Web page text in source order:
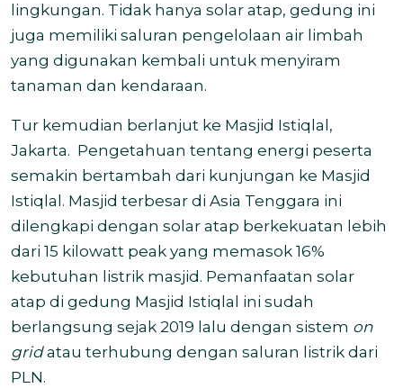
lingkungan. Tidak hanya solar atap, gedung ini
juga memiliki saluran pengelolaan air limbah
yang digunakan kembali untuk menyiram
tanaman dan kendaraan.
Tur kemudian berlanjut ke Masjid Istiqlal,
Jakarta. Pengetahuan tentang energi peserta
semakin bertambah dari kunjungan ke Masjid
Istiqlal. Masjid terbesar di Asia Tenggara ini
dilengkapi dengan solar atap berkekuatan lebih
dari 15 kilowatt peak yang memasok 16%
kebutuhan listrik masjid. Pemanfaatan solar
atap di gedung Masjid Istiqlal ini sudah
berlangsung sejak 2019 lalu dengan sistem on
grid atau terhubung dengan saluran listrik dari
PLN.